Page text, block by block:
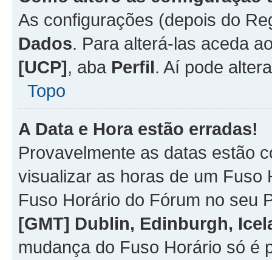
As configurações (depois do
Dados. Para alterá-las aceda
[UCP], aba Perfil. Aí pode
Topo
A Data e Hora estão erradas!
Provavelmente as datas estão
visualizar as horas de um Fuso
Fuso Horário do Fórum no seu
[GMT] Dublin, Edinburgh,
mudança do Fuso Horário só é